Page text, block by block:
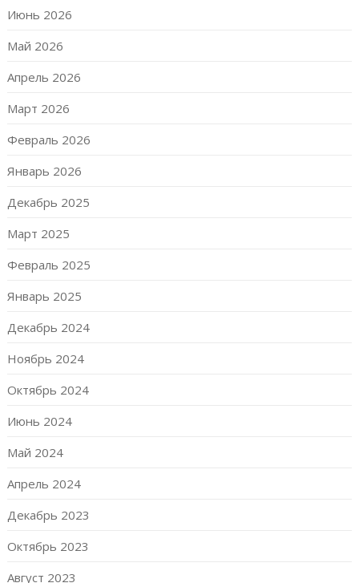
Июнь 2026
Май 2026
Апрель 2026
Март 2026
Февраль 2026
Январь 2026
Декабрь 2025
Март 2025
Февраль 2025
Январь 2025
Декабрь 2024
Ноябрь 2024
Октябрь 2024
Июнь 2024
Май 2024
Апрель 2024
Декабрь 2023
Октябрь 2023
Август 2023